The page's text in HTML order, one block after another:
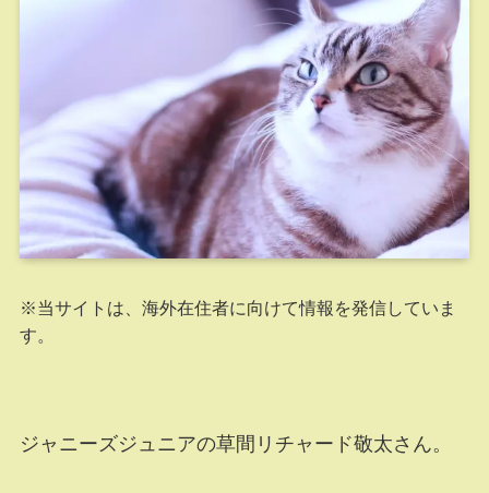
※当サイトは、海外在住者に向けて情報を発信していま
す。
ジャニーズジュニアの草間リチャード敬太さん。